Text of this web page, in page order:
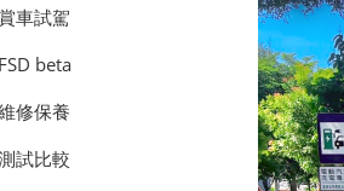
賞車試駕
FSD beta
修保養
試比較